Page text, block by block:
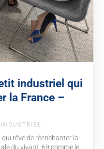
industriel qui
la France –
rêve de réenchanter la
du vivant :69 comme le